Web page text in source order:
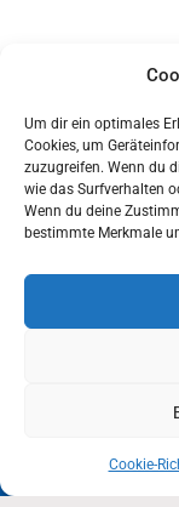
Um dir ein optimales
Cookies, um
zuzugreifen. Wenn du
wie das Surfverhalten
Wenn du deine
bestimmte Merkmale
Cookie-